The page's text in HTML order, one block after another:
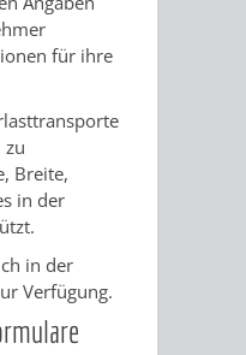
/
AMT
für ihre
zu
Breite,
in der
in der
Verfügung.